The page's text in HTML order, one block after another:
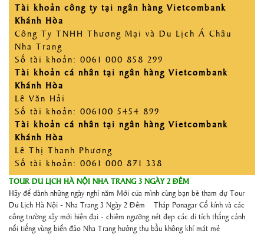
Tài khoản công ty tại ngân hàng Vietcombank
Khánh Hòa
Công Ty TNHH Thương Mại và Du Lịch Á Châu
Nha Trang
Số tài khoản: 0061 000 858 299
Tài khoản cá nhân tại ngân hàng Vietcombank
Khánh Hòa
Lê Văn Hải
Số tài khoản: 006100 5454 899
Tài khoản cá nhân tại ngân hàng Vietcombank
Khánh Hòa
Lê Thị Thanh Phương
Số tài khoản: 0061 000 871 338
TOUR DU LỊCH HÀ NỘI NHA TRANG 3 NGÀY 2 ĐÊM
Hãy để dành những ngày nghỉ năm Mới của mình cùng bạn bè tham dự Tour
Du Lịch Hà Nội - Nha Trang 3 Ngày 2 Đêm – Tháp Ponagar Cổ kính và các
công trường xây mới hiện đại - chiêm ngưỡng nét đẹp các di tích thắng cảnh
nổi tiếng vùng biển đảo Nha Trang hưởng thụ bầu không khí mát mẻ